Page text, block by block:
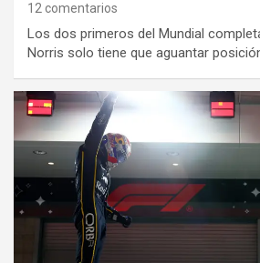
12 comentarios
Los dos primeros del Mundial
Norris solo tiene que aguantar